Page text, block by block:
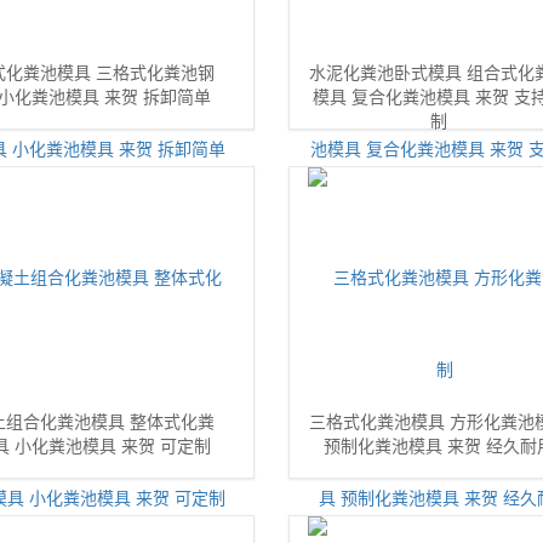
化粪池模具 三格式化粪池钢
化粪池模具 来贺 拆卸简单
水泥化粪池卧式模具 组合式化
模具 复合化粪池模具 来贺 支
制
组合化粪池模具 整体式化粪
小化粪池模具 来贺 可定制
三格式化粪池模具 方形化粪池
预制化粪池模具 来贺 经久耐